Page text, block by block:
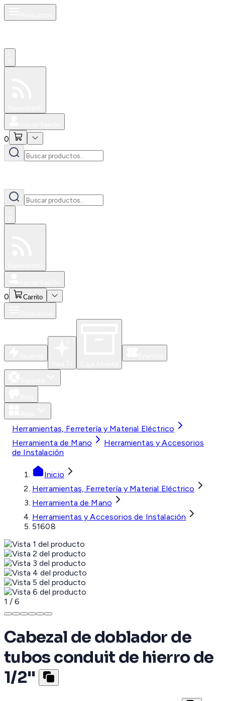
0
0 Carrito
Herramientas, Ferretería y Material Eléctrico
Herramienta de Mano
Herramientas y Accesorios
de Instalación
Inicio
Herramientas, Ferretería y Material Eléctrico
Herramienta de Mano
Herramientas y Accesorios de Instalación
51608
1 / 6
Cabezal de doblador de
tubos conduit de hierro de
1/2''